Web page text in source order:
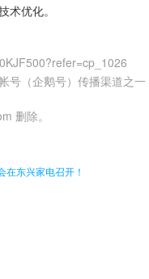
术优化。
号（企鹅号）传播渠道之
删除。
在东兴家电召开！